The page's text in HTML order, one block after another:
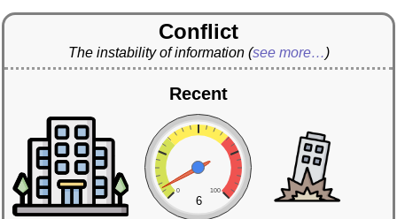
Conflict
The instability of information (see more…)
Recent
0 100
6